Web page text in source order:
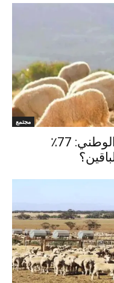
مجتمع
برنامج إعادة تشكيل القطيع الوطني: 77٪